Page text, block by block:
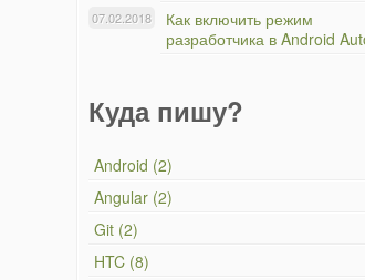
Как включить режим
разработчика в Android
07.02.2018
Куда пишу?
Android (2)
Angular (2)
Git (2)
HTC (8)